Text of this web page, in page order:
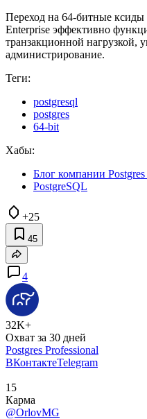
Переход на 64-битные
Enterprise эффективно
транзакционной нагрузкой,
администрирование.
Теги:
postgresql
postgres
64-bit
Хабы:
Блог компании Postgres
PostgreSQL
+25
45
4
32K+
Охват за 30 дней
Postgres Professional
ВКонтактеTelegram
15
Карма
@OrlovMG